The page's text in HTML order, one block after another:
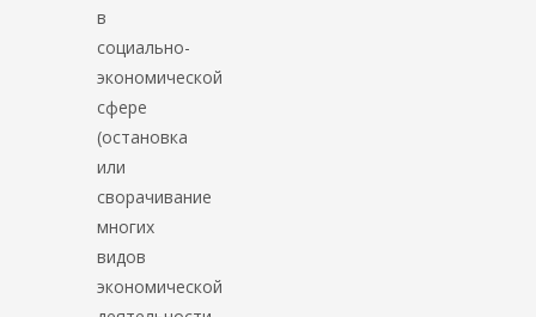
в
социально-
экономической
сфере
(остановка
или
сворачивание
многих
видов
экономической